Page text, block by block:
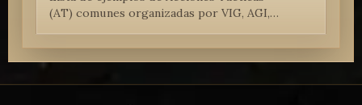
(AT) comunes organizadas por VIG, AGI,